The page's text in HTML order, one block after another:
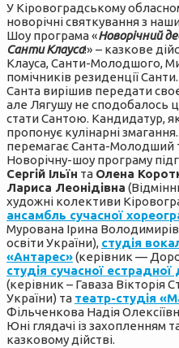
У Кіровоградському
новорічні святкування з
Шоу програма «Новорічний
Санти Клауса!» – казкове
Клауса, Санти-Молодшого,
помічників резиденції
Санта вирішив передати
але Лягушу не сподобалось
стати Сантою. Кандидатур, як
пропонує кулінарні
перемагає Санта-Молодший
Новорічну-шоу програму
Сергій Ільїн та Олена
Лариса Леонідівна
художні колективи
ансамбль сучасної
Мурована Ірина
освіти України), студія
«Антарес»(керівник —
студія сучасної естрадної
(керівник – Гаваза Вікторія
України) та театр-студія
Фільченкова Надія
Юні глядачі із захопленням
казковому дійстві.